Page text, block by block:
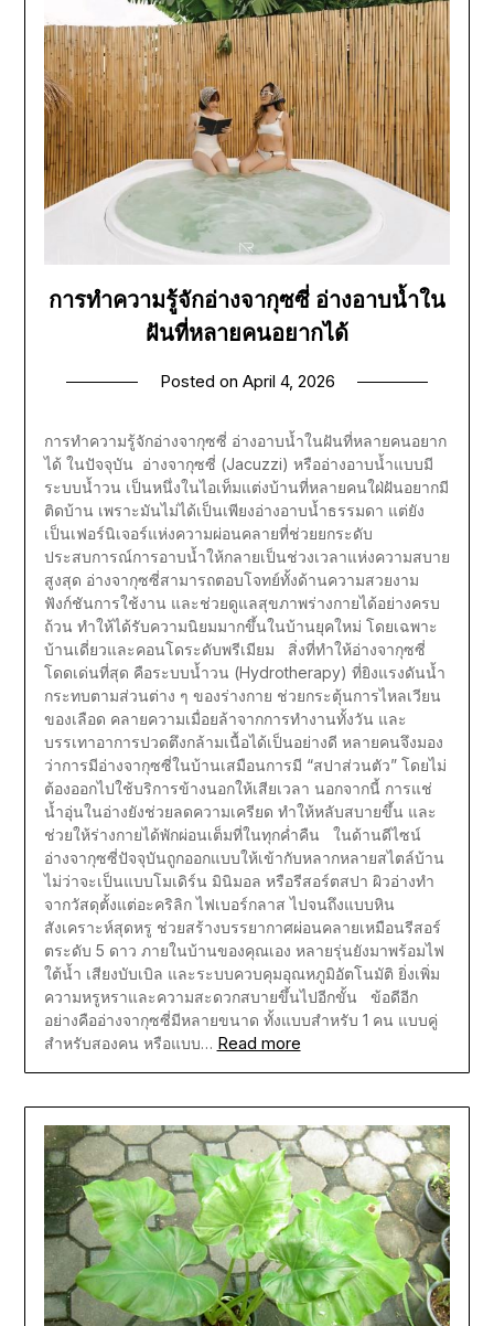
การทำความรู้จักอ่างจากุซซี่ อ่างอาบน้ำใน
ฝันที่หลายคนอยากได้
Posted on April 4, 2026
การทำความรู้จักอ่างจากุซซี่ อ่างอาบน้ำในฝันที่หลายคนอยาก
ได้ ในปัจจุบัน อ่างจากุซซี่ (Jacuzzi) หรืออ่างอาบน้ำแบบมี
ระบบน้ำวน เป็นหนึ่งในไอเท็มแต่งบ้านที่หลายคนใฝ่ฝันอยากมี
ติดบ้าน เพราะมันไม่ได้เป็นเพียงอ่างอาบน้ำธรรมดา แต่ยัง
เป็นเฟอร์นิเจอร์แห่งความผ่อนคลายที่ช่วยยกระดับ
ประสบการณ์การอาบน้ำให้กลายเป็นช่วงเวลาแห่งความสบาย
สูงสุด อ่างจากุซซี่สามารถตอบโจทย์ทั้งด้านความสวยงาม
ฟังก์ชันการใช้งาน และช่วยดูแลสุขภาพร่างกายได้อย่างครบ
ถ้วน ทำให้ได้รับความนิยมมากขึ้นในบ้านยุคใหม่ โดยเฉพาะ
บ้านเดี่ยวและคอนโดระดับพรีเมียม สิ่งที่ทำให้อ่างจากุซซี่
โดดเด่นที่สุด คือระบบน้ำวน (Hydrotherapy) ที่ยิงแรงดันน้ำ
กระทบตามส่วนต่าง ๆ ของร่างกาย ช่วยกระตุ้นการไหลเวียน
ของเลือด คลายความเมื่อยล้าจากการทำงานทั้งวัน และ
บรรเทาอาการปวดตึงกล้ามเนื้อได้เป็นอย่างดี หลายคนจึงมอง
ว่าการมีอ่างจากุซซี่ในบ้านเสมือนการมี “สปาส่วนตัว” โดยไม่
ต้องออกไปใช้บริการข้างนอกให้เสียเวลา นอกจากนี้ การแช่
น้ำอุ่นในอ่างยังช่วยลดความเครียด ทำให้หลับสบายขึ้น และ
ช่วยให้ร่างกายได้พักผ่อนเต็มที่ในทุกค่ำคืน ในด้านดีไซน์
อ่างจากุซซี่ปัจจุบันถูกออกแบบให้เข้ากับหลากหลายสไตล์บ้าน
ไม่ว่าจะเป็นแบบโมเดิร์น มินิมอล หรือรีสอร์ตสปา ผิวอ่างทำ
จากวัสดุตั้งแต่อะคริลิก ไฟเบอร์กลาส ไปจนถึงแบบหิน
สังเคราะห์สุดหรู ช่วยสร้างบรรยากาศผ่อนคลายเหมือนรีสอร์
ตระดับ 5 ดาว ภายในบ้านของคุณเอง หลายรุ่นยังมาพร้อมไฟ
ใต้น้ำ เสียงบับเบิล และระบบควบคุมอุณหภูมิอัตโนมัติ ยิ่งเพิ่ม
ความหรูหราและความสะดวกสบายขึ้นไปอีกขั้น ข้อดีอีก
อย่างคืออ่างจากุซซี่มีหลายขนาด ทั้งแบบสำหรับ 1 คน แบบคู่
สำหรับสองคน หรือแบบ… Read more